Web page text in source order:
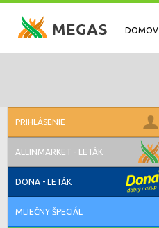
DOMOV
PRIHLÁSENIE
ALLINMARKET - LETÁK
DONA - LETÁK
MLIEČNY ŠPECIÁL